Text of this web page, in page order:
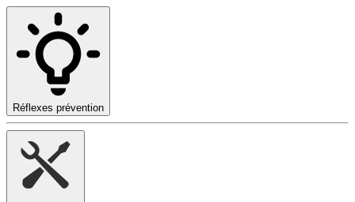
Réflexes prévention